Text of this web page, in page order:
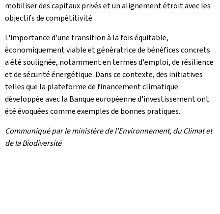
mobiliser des capitaux privés et un alignement étroit avec les
objectifs de compétitivité.
L'importance d'une transition à la fois équitable,
économiquement viable et génératrice de bénéfices concrets
a été soulignée, notamment en termes d'emploi, de résilience
et de sécurité énergétique. Dans ce contexte, des initiatives
telles que la plateforme de financement climatique
développée avec la Banque européenne d'investissement ont
été évoquées comme exemples de bonnes pratiques.
Communiqué par le ministère de l'Environnement, du Climat et
de la Biodiversité